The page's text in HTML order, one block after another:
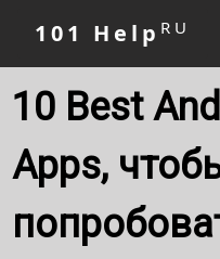
101 Help RU
10 Best
Apps,